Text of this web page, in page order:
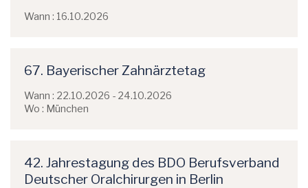
Wann : 16.10.2026
67. Bayerischer Zahnärztetag
Wann : 22.10.2026 - 24.10.2026
Wo : München
42. Jahrestagung des BDO Berufsverband
Deutscher Oralchirurgen in Berlin